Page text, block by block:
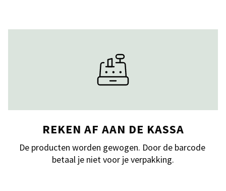
REKEN AF AAN DE KASSA
De producten worden gewogen. Door de barcode
betaal je niet voor je verpakking.